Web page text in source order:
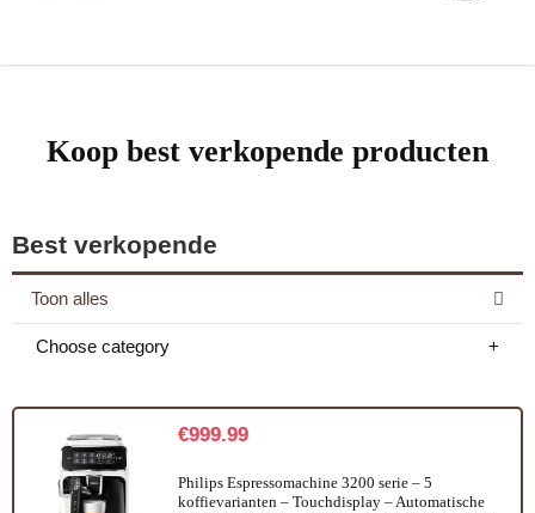
Koop best verkopende producten
Best verkopende
Toon alles
Choose category
€999.99
Philips Espressomachine 3200 serie – 5
koffievarianten – Touchdisplay – Automatische